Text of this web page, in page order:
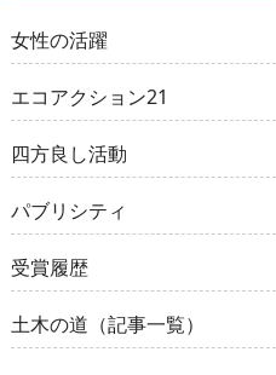
女性の活躍
エコアクション21
四方良し活動
パブリシティ
受賞履歴
土木の道（記事一覧）